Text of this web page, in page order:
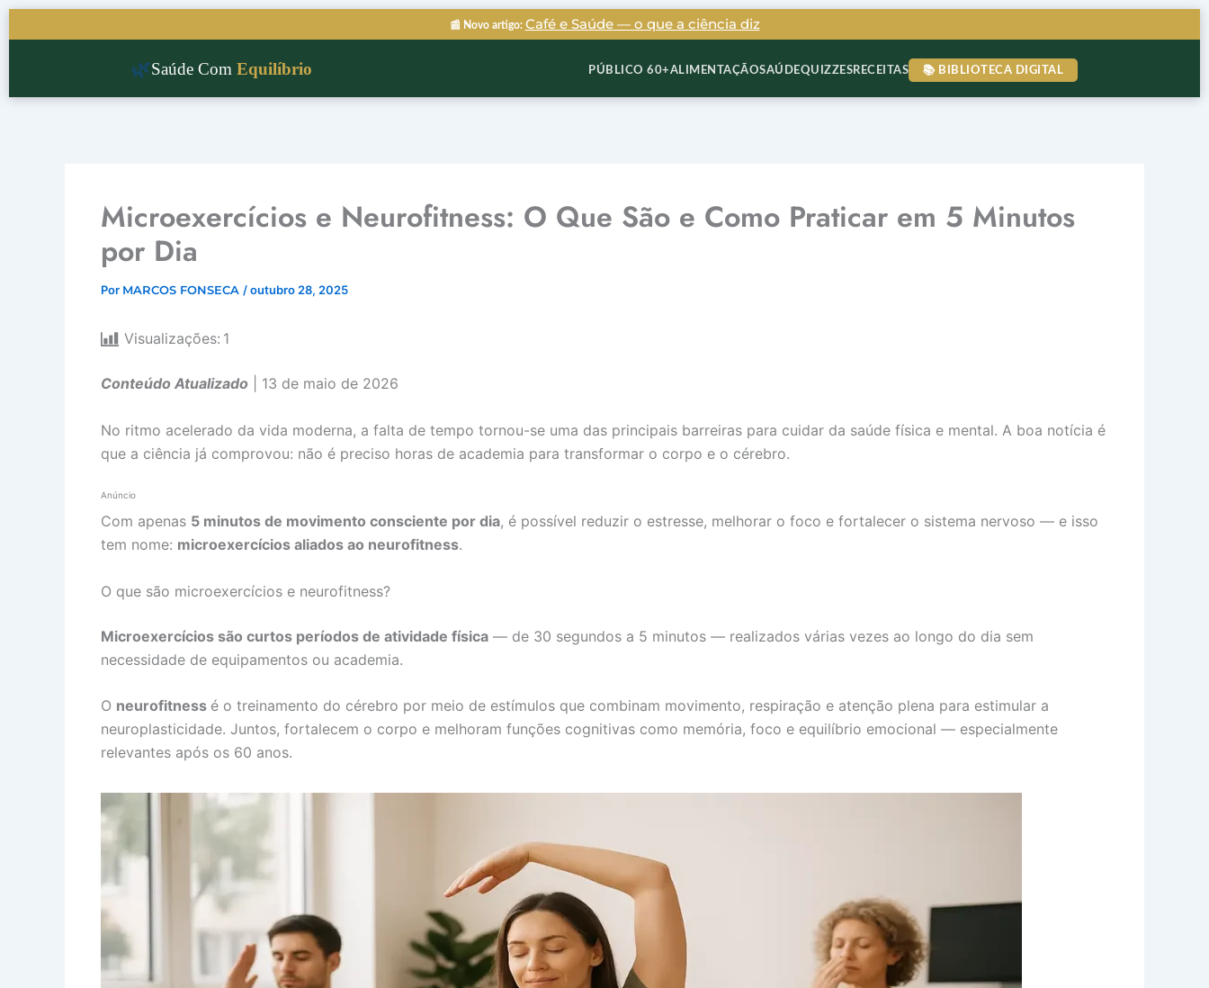
📰 Novo artigo: Café e Saúde — o que a ciência diz
🌿Saúde Com Equilíbrio PÚBLICO 60+ALIMENTAÇÃOSAÚDEQUIZZESRECEITAS 📚 BIBLIOTECA DIGITAL
Microexercícios e Neurofitness: O Que São e Como Praticar em 5 Minutos
por Dia
Por MARCOS FONSECA /outubro 28, 2025
Visualizações: 1
Conteúdo Atualizado | 13 de maio de 2026
No ritmo acelerado da vida moderna, a falta de tempo tornou-se uma das principais barreiras para cuidar da saúde física e mental. A boa notícia é
que a ciência já comprovou: não é preciso horas de academia para transformar o corpo e o cérebro.
Anúncio
Com apenas 5 minutos de movimento consciente por dia, é possível reduzir o estresse, melhorar o foco e fortalecer o sistema nervoso — e isso
tem nome: microexercícios aliados ao neurofitness.
O que são microexercícios e neurofitness?
Microexercícios são curtos períodos de atividade física — de 30 segundos a 5 minutos — realizados várias vezes ao longo do dia sem
necessidade de equipamentos ou academia.
O neurofitness é o treinamento do cérebro por meio de estímulos que combinam movimento, respiração e atenção plena para estimular a
neuroplasticidade. Juntos, fortalecem o corpo e melhoram funções cognitivas como memória, foco e equilíbrio emocional — especialmente
relevantes após os 60 anos.